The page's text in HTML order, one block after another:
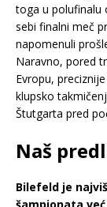
toga u polufinalu
sebi finalni meč
napomenuli
Naravno, pored
Evropu,
klupsko
Štutgarta pred
Naš
Bilefeld je